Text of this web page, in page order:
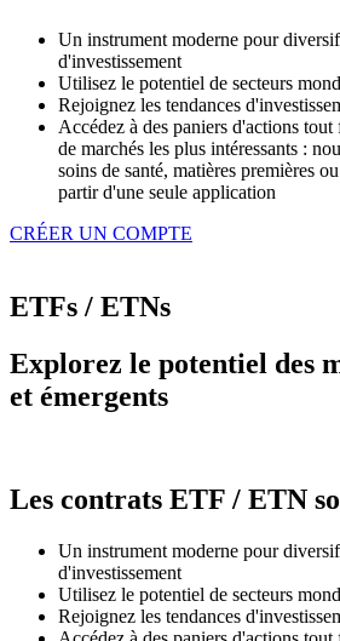
Un instrument moderne pour
d'investissement
Utilisez le potentiel de secteurs
Rejoignez les tendances
Accédez à des paniers d'actions tout
de marchés les plus intéressants :
soins de santé, matières premières
partir d'une seule application
CRÉER UN COMPTE
ETFs / ETNs
Explorez le potentiel des
et émergents
Les contrats ETF / ETN
Un instrument moderne pour
d'investissement
Utilisez le potentiel de secteurs
Rejoignez les tendances